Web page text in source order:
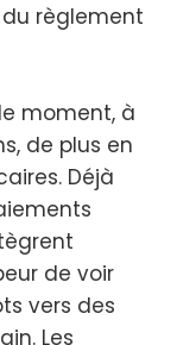
règlement
moment, à
de plus en
Déjà
de voir
vers des
Les